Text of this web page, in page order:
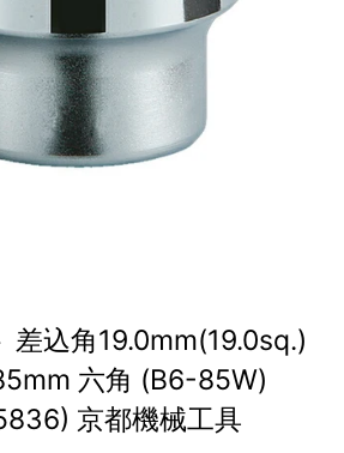
差込角19.0mm(19.0sq.)
六角 (B6-85W)
京都機械工具